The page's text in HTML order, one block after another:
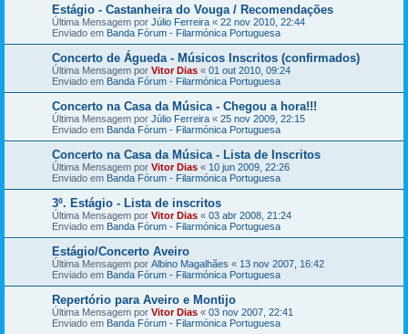
Estágio - Castanheira do Vouga / Recomendações
Última Mensagem por Júlio Ferreira « 22 nov 2010, 22:44
Enviado em Banda Fórum - Filarmónica Portuguesa
Concerto de Águeda - Músicos Inscritos (confirmados)
Última Mensagem por Vitor Dias « 01 out 2010, 09:24
Enviado em Banda Fórum - Filarmónica Portuguesa
Concerto na Casa da Música - Chegou a hora!!!
Última Mensagem por Júlio Ferreira « 25 nov 2009, 22:15
Enviado em Banda Fórum - Filarmónica Portuguesa
Concerto na Casa da Música - Lista de Inscritos
Última Mensagem por Vitor Dias « 10 jun 2009, 22:26
Enviado em Banda Fórum - Filarmónica Portuguesa
3º. Estágio - Lista de inscritos
Última Mensagem por Vitor Dias « 03 abr 2008, 21:24
Enviado em Banda Fórum - Filarmónica Portuguesa
Estágio/Concerto Aveiro
Última Mensagem por Albino Magalhães « 13 nov 2007, 16:42
Enviado em Banda Fórum - Filarmónica Portuguesa
Repertório para Aveiro e Montijo
Última Mensagem por Vitor Dias « 03 nov 2007, 22:41
Enviado em Banda Fórum - Filarmónica Portuguesa